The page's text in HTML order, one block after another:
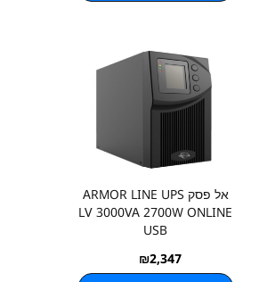
אל פסק ARMOR LINE UPS
LV 3000VA 2700W ONLINE
USB
₪2,347